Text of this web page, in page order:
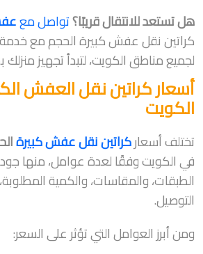
هل تستعد للانتقال قريبًا؟تواصل مع
كراتين نقل عفش كبيرة الحجم مع خدمة
لجميع مناطق الكويت، لتبدأ تجهيز
أسعار كراتين نقل العفش
الكويت
تختلف أسعاركراتين نقل عفش كبيرة
في الكويت وفقًا لعدة عوامل، منها
الطبقات، والمقاسات، والكمية
التوصيل.
ومن أبرز العوامل التي تؤثر على السعر: